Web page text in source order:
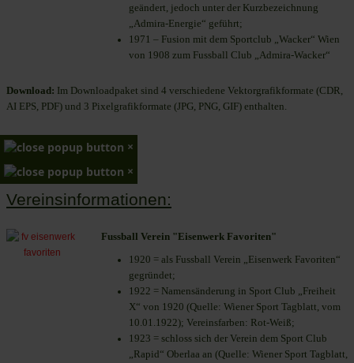
geändert, jedoch unter der Kurzbezeichnung
„Admira-Energie“ geführt;
1971 – Fusion mit dem Sportclub „Wacker“ Wien
von 1908 zum Fussball Club „Admira-Wacker“
Download: Im Downloadpaket sind 4 verschiedene Vektorgrafikformate (CDR,
AI EPS, PDF) und 3 Pixelgrafikformate (JPG, PNG, GIF) enthalten.
×
×
Vereinsinformationen:
Fussball Verein "Eisenwerk Favoriten"
1920 = als Fussball Verein „Eisenwerk Favoriten“
gegründet;
1922 = Namensänderung in Sport Club „Freiheit
X“ von 1920 (Quelle: Wiener Sport Tagblatt, vom
10.01.1922); Vereinsfarben: Rot-Weiß;
1923 = schloss sich der Verein dem Sport Club
„Rapid“ Oberlaa an (Quelle: Wiener Sport Tagblatt,